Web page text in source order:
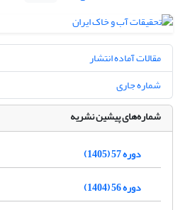
مقالات آماده انتشار
شماره جاری
شماره‌های پیشین نشریه
دوره 57 (1405)
دوره 56 (1404)